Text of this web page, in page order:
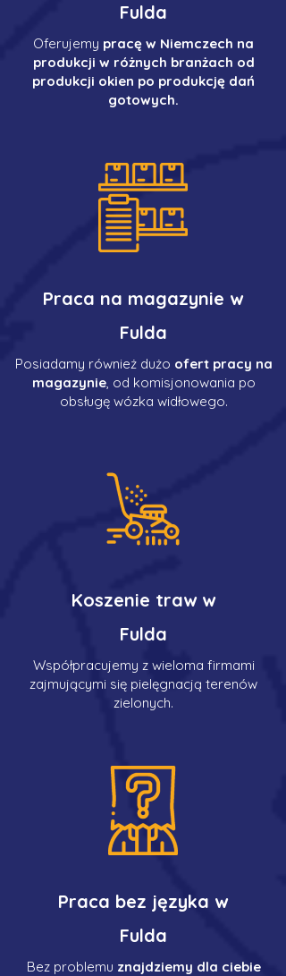
Fulda
Oferujemy pracę w Niemczech na
produkcji w różnych branżach od
produkcji okien po produkcję dań
gotowych.
Praca na magazynie w
Fulda
Posiadamy również dużo ofert pracy na
magazynie, od komisjonowania po
obsługę wózka widłowego.
Koszenie traw w
Fulda
Współpracujemy z wieloma firmami
zajmującymi się pielęgnacją terenów
zielonych.
Praca bez języka w
Fulda
Bez problemu znajdziemy dla ciebie